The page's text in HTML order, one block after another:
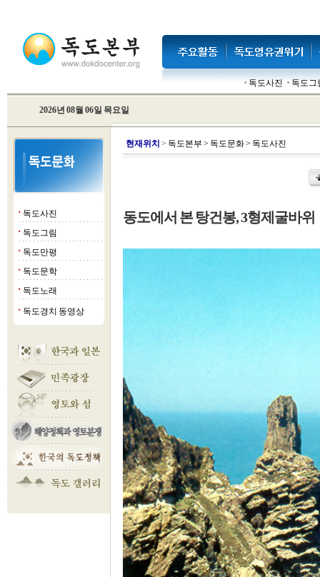
독도사진 독도그
2026년 08월 06일 목요일
■ 독도사진
■ 독도그림
■ 독도만평
■ 독도문학
■ 독도노래
■ 독도경치 동영상
현재위치 > 독도본부 > 독도문화> 독도사진
동도에서 본 탕건봉, 3형제굴바위